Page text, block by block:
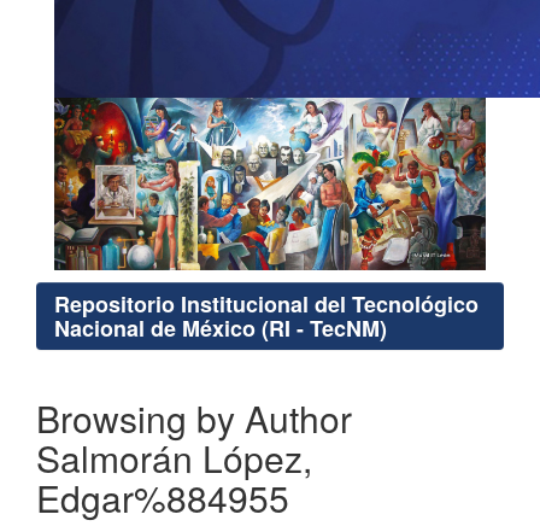
Repositorio Institucional del Tecnológico
Nacional de México (RI - TecNM)
Browsing by Author
Salmorán López,
Edgar%884955